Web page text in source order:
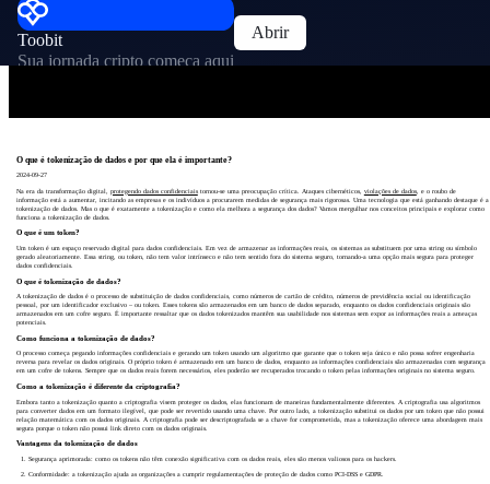
Toobit
Sua jornada cripto começa aqui
Abrir
O que é tokenização de dados e por que ela é importante?
2024-09-27
Na era da transformação digital, protegendo dados confidenciaistornou-se uma preocupação crítica. Ataques cibernéticos, violações de dados, e o roubo de
informação está a aumentar, incitando as empresas e os indivíduos a procurarem medidas de segurança mais rigorosas. Uma tecnologia que está ganhando destaque é a
tokenização de dados. Mas o que é exatamente a tokenização e como ela melhora a segurança dos dados? Vamos mergulhar nos conceitos principais e explorar como
funciona a tokenização de dados.
O que é um token?
Um token é um espaço reservado digital para dados confidenciais. Em vez de armazenar as informações reais, os sistemas as substituem por uma string ou símbolo
gerado aleatoriamente. Essa string, ou token, não tem valor intrínseco e não tem sentido fora do sistema seguro, tornando-a uma opção mais segura para proteger
dados confidenciais.
O que é tokenização de dados?
A tokenização de dados é o processo de substituição de dados confidenciais, como números de cartão de crédito, números de previdência social ou identificação
pessoal, por um identificador exclusivo – ou token. Esses tokens são armazenados em um banco de dados separado, enquanto os dados confidenciais originais são
armazenados em um cofre seguro. É importante ressaltar que os dados tokenizados mantêm sua usabilidade nos sistemas sem expor as informações reais a ameaças
potenciais.
Como funciona a tokenização de dados?
O processo começa pegando informações confidenciais e gerando um token usando um algoritmo que garante que o token seja único e não possa sofrer engenharia
reversa para revelar os dados originais. O próprio token é armazenado em um banco de dados, enquanto as informações confidenciais são armazenadas com segurança
em um cofre de tokens. Sempre que os dados reais forem necessários, eles poderão ser recuperados trocando o token pelas informações originais no sistema seguro.
Como a tokenização é diferente da criptografia?
Embora tanto a tokenização quanto a criptografia visem proteger os dados, elas funcionam de maneiras fundamentalmente diferentes. A criptografia usa algoritmos
para converter dados em um formato ilegível, que pode ser revertido usando uma chave. Por outro lado, a tokenização substitui os dados por um token que não possui
relação matemática com os dados originais. A criptografia pode ser descriptografada se a chave for comprometida, mas a tokenização oferece uma abordagem mais
segura porque o token não possui link direto com os dados originais.
Vantagens da tokenização de dados
Segurança aprimorada: como os tokens não têm conexão significativa com os dados reais, eles são menos valiosos para os hackers.
Conformidade: a tokenização ajuda as organizações a cumprir regulamentações de proteção de dados como PCI-DSS e GDPR.